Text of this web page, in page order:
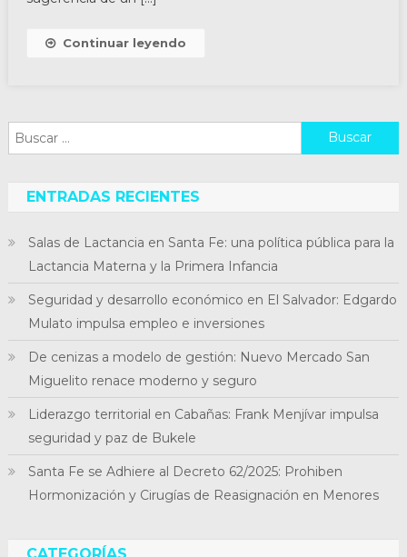
Continuar leyendo
Buscar:
ENTRADAS RECIENTES
Salas de Lactancia en Santa Fe: una política pública para la
Lactancia Materna y la Primera Infancia
Seguridad y desarrollo económico en El Salvador: Edgardo
Mulato impulsa empleo e inversiones
De cenizas a modelo de gestión: Nuevo Mercado San
Miguelito renace moderno y seguro
Liderazgo territorial en Cabañas: Frank Menjívar impulsa
seguridad y paz de Bukele
Santa Fe se Adhiere al Decreto 62/2025: Prohiben
Hormonización y Cirugías de Reasignación en Menores